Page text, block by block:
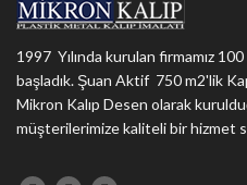
1997 Yılında kurulan firmamız
başladık. Şuan Aktif 750 m2'lik
Mikron Kalıp Desen olarak
müşterilerimize kaliteli bir hizmet